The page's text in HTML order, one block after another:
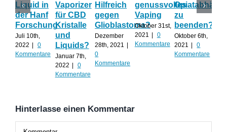
Liquid in
der Hanf
Forschung
Juli 10th,
2022
0
Kommentare
Vaporizer
für CBD
Kristalle
und
Liquids?
Januar 7th,
2022
0
Kommentare
Hilfreich
gegen
Glioblastoma?
Dezember
28th, 2021
0
Kommentare
genussvolles
Vaping
Oktober 31st,
2021
0
Kommentare
zu
beenden?
Oktober 6th,
2021
0
Kommentare
Hinterlasse einen Kommentar